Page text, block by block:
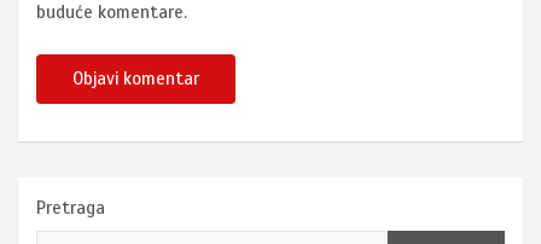
buduće komentare.
Pretraga